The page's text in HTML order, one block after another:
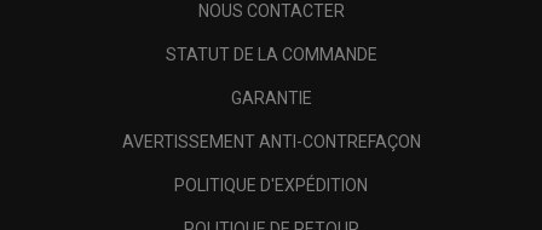
NOUS CONTACTER
STATUT DE LA COMMANDE
GARANTIE
AVERTISSEMENT ANTI-CONTREFAÇON
POLITIQUE D'EXPÉDITION